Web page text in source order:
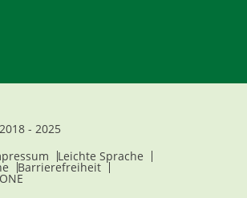
- 2025
Leichte Sprache
Barrierefreiheit